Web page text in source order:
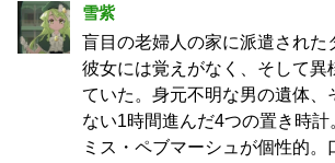
雪紫
盲目の老婦人の家に派遣された
彼女には覚えがなく、そして異
ていた。身元不明な男の遺体、
ない1時間進んだ4つの置き時計
ミス・ペブマーシュが個性的。